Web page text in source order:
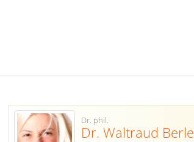
Dr. phil.
Dr. Waltraud Berle